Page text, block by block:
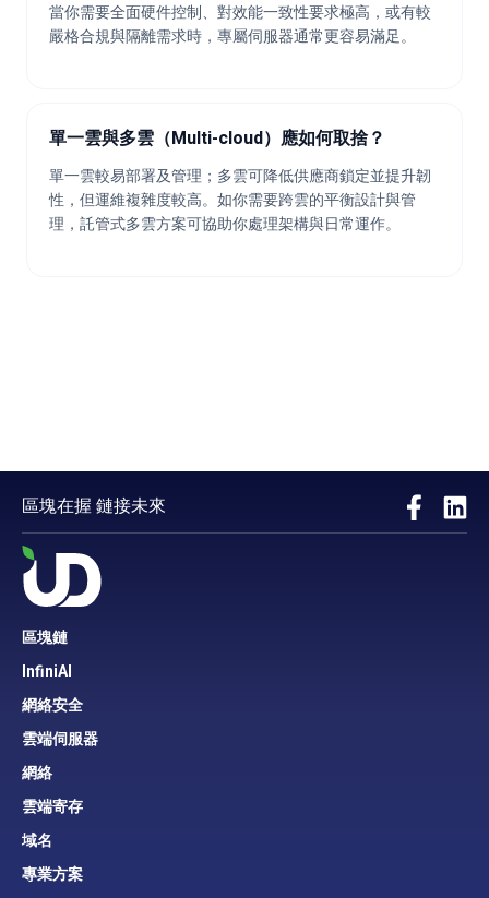
當你需要全面硬件控制、對效能一致性要求極高，或有較
嚴格合規與隔離需求時，專屬伺服器通常更容易滿足。
單一雲與多雲（Multi-cloud）應如何取捨？
單一雲較易部署及管理；多雲可降低供應商鎖定並提升韌
性，但運維複雜度較高。如你需要跨雲的平衡設計與管
理，託管式多雲方案可協助你處理架構與日常運作。
區塊在握 鏈接未來
區塊鏈
InfiniAI
網絡安全
雲端伺服器
網絡
雲端寄存
域名
專業方案